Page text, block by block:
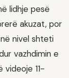
lidhje pesë
akuzat, por
nivel shteti
vazhdimin e
videoje 11-